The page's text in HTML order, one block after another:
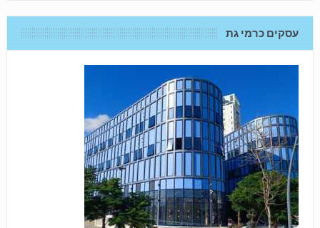
עסקים כרמי גת